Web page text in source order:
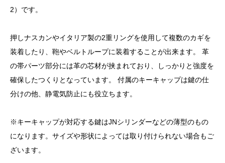
2）です。
押しナスカンやイタリア製の2重リングを使用して複数のカギを
装着したり、鞄やベルトループに装着することが出来ます。 革
の帯パーツ部分には革の芯材が挟まれており、しっかりと強度を
確保したつくりとなっています。 付属のキーキャップは鍵の仕
分けの他、静電気防止にも役立ちます。
※キーキャップが対応する鍵はJNシリンダーなどの薄型のもの
になります。サイズや形状によっては取り付けられない場合もご
ざいます。